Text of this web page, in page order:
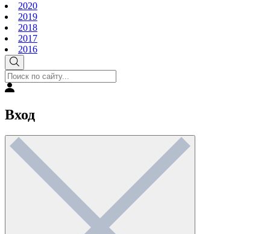
2020
2019
2018
2017
2016
Вход